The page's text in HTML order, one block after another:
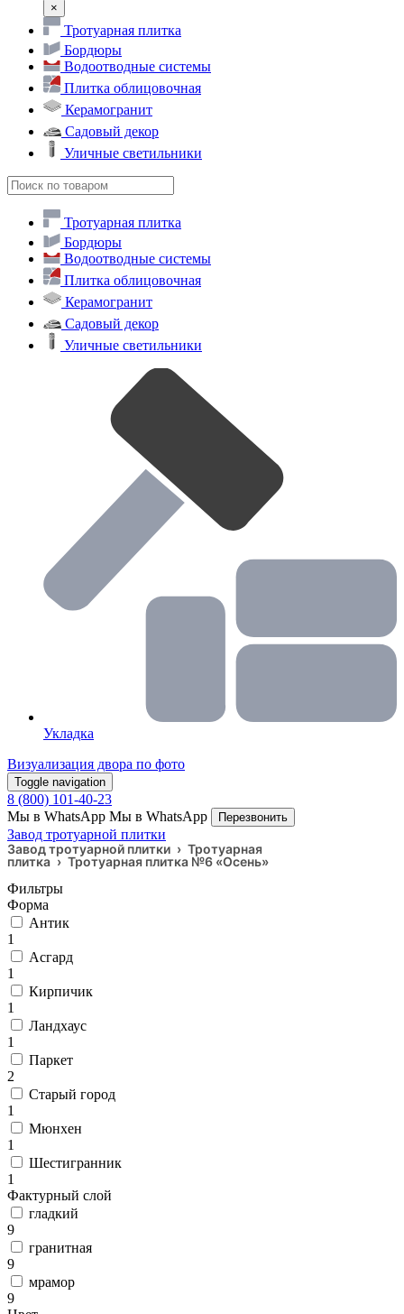
×
Тротуарная плитка
Бордюры
Водоотводные системы
Плитка облицовочная
Керамогранит
Садовый декор
Уличные светильники
Тротуарная плитка
Бордюры
Водоотводные системы
Плитка облицовочная
Керамогранит
Садовый декор
Уличные светильники
Укладка
Визуализация двора по фото
Toggle navigation
8 (800) 101-40-23
Мы в WhatsApp Мы в WhatsApp Перезвонить
Завод тротуарной плитки
Завод тротуарной плитки › Тротуарная
плитка › Тротуарная плитка №6 «Осень»
Фильтры
Форма
Антик
1
Асгард
1
Кирпичик
1
Ландхаус
1
Паркет
2
Старый город
1
Мюнхен
1
Шестигранник
1
Фактурный слой
гладкий
9
гранитная
9
мрамор
9